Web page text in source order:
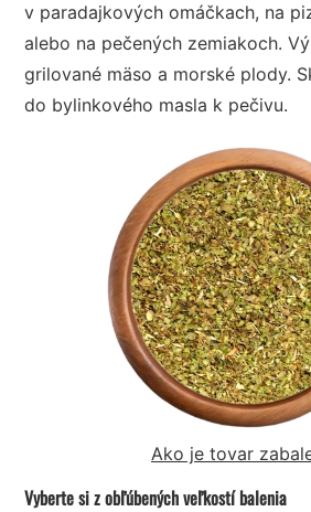
v paradajkových omáčkach, na
alebo na pečených zemiakoch.
grilované mäso a morské plody.
do bylinkového masla k pečivu.
Ako je tovar
Vyberte si z obľúbených veľkostí balenia